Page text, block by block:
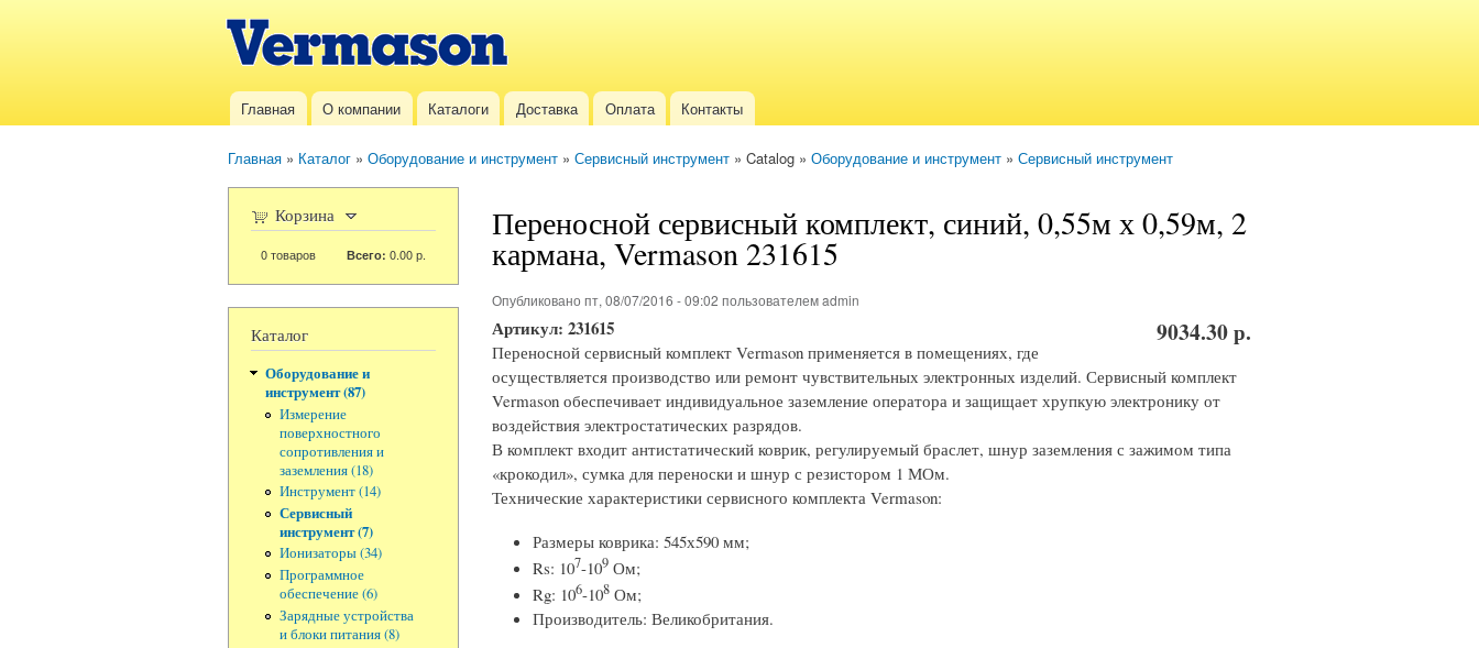
Vermason.ru
Главное меню
Главная О компании Каталоги Доставка Оплата Контакты
Главная » Каталог » Оборудование и инструмент » Сервисный инструмент » Catalog » Оборудование и инструмент » Сервисный инструмент
Корзина
0товаров Всего: 0.00 р.
Каталог
Оборудование и
инструмент (87)
Измерение
поверхностного
сопротивления и
заземления (18)
Инструмент (14)
Сервисный
инструмент (7)
Ионизаторы (34)
Программное
обеспечение (6)
Зарядные устройства
и блоки питания (8)
Переносной сервисный комплект, синий, 0,55м х 0,59м, 2
кармана, Vermason 231615
Опубликовано пт, 08/07/2016 - 09:02 пользователемadmin
9034.30 р.
Артикул: 231615
Переносной сервисный комплект Vermason применяется в помещениях, где
осуществляется производство или ремонт чувствительных электронных изделий. Сервисный комплект
Vermason обеспечивает индивидуальное заземление оператора и защищает хрупкую электронику от
воздействия электростатических разрядов.
В комплект входит антистатический коврик, регулируемый браслет, шнур заземления с зажимом типа
«крокодил», сумка для переноски и шнур с резистором 1 МОм.
Технические характеристики сервисного комплекта Vermason:
Размеры коврика: 545х590 мм;
Rs: 107-109 Ом;
Rg: 106-108 Ом;
Производитель: Великобритания.